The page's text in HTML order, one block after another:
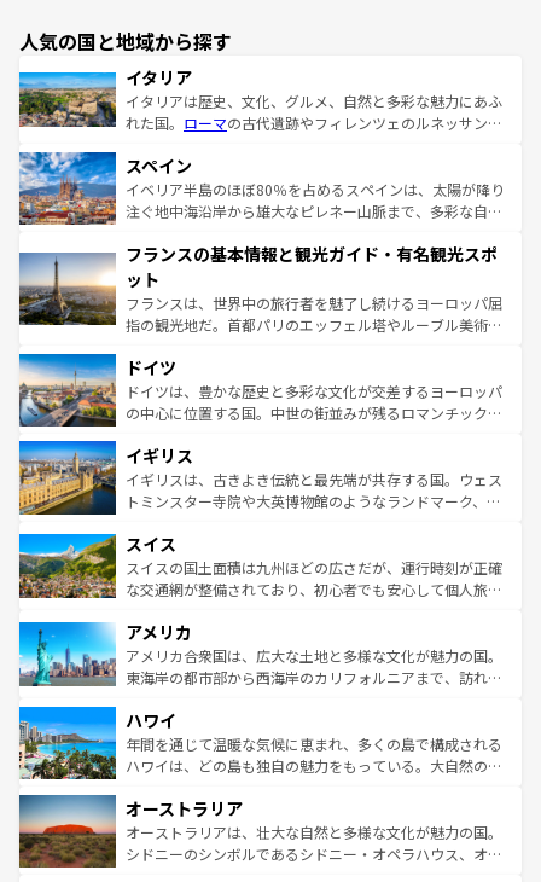
人気の国と地域から探す
イタリア
イタリアは歴史、文化、グルメ、自然と多彩な魅力にあふ
れた国。 ローマの古代遺跡やフィレンツェのルネッサンス
ろん、トスカーナの美しい田園風景やアマルフィ海岸の絶
景など、自然景観も見逃せない。観光の合間には、本場の
ピザやパスタなど、絶品のイタリア料理を堪能することも
ませてくれるイタリアで、忘れられない旅をしてみよう！
なお、新着のイタリア情報は
しい。
スペイン
イベリア半島のほぼ80％を占めるスペインは、太陽が降り
注ぐ地中海沿岸から雄大なピレネー山脈まで、多彩な自然
文化が根付くこの国では、情熱的なフラメンコ、熱気あふ
れる闘牛、そして美味しいタパスが生活の一部となってい
る。首都マドリードの洗練された雰囲気や、バルセロナの
アートに溢れた街角から、地方では古代ローマ遺跡や中世
せる。地方によって風土や気候が異なるスペインはその個
性で訪れる人を魅了する。 なお、新着のスペイン情報は コ
ンテンツ一覧を参照してほしい。
フランスの基本情報と観光ガイド・有名観光スポ
ット
フランスは、世界中の旅行者を魅了し続けるヨーロッパ屈
指の観光地だ。首都パリのエッフェル塔やルーブル美術館
で、幅広い魅力が詰まっている。華麗な宮殿、歴史的な大
聖堂、美しいビーチ、そして豊かな自然が、訪れる者を心
から魅了する。また、フランスは美食の国としても知ら
いる。シャンパンの発祥地であるランス、プロヴァンスの
香り高いラベンダー畑など、多彩な楽しみ方が可能だ。さ
らに、パリ以外の地域にも魅力が溢れており、どの街角に
れる地方に足を運ぶとそれぞれで全く異なる文化を体験で
きるだろう。 なお、新着のフランス情報はコンテンツ一覧
を参照してほしい。
ドイツ
ドイツは、豊かな歴史と多彩な文化が交差するヨーロッパ
の中心に位置する国。中世の街並みが残るロマンチック街
顔を持つこの国は、どこを歩いても飽きることがない。ベ
ルリンの文化的活気、バイエルン州のアルプスの絶景、そ
してライン川沿いのワイン畑といった風景は必見。ビール
は、お酒好きな人にはぜひ体験してほしい。 なお、新着の
ドイツ情報はコンテンツ一覧を参照してほしい。
イギリス
イギリスは、古きよき伝統と最先端が共存する国。ウェス
トミンスター寺院や大英博物館のようなランドマーク、歴
リアごとに異なる魅力がある。また、優雅なアフタヌーン
ティー、ビール好きにはたまらない英国パブ、サッカー観
戦など、本場だからこそできる体験も豊富。イギリスを旅
ンツ一覧を参照してほしい。
スイス
スイスの国土面積は九州ほどの広さだが、運行時刻が正確
な交通網が整備されており、初心者でも安心して個人旅行
の建物がそのまま残る町や、スイスならではのユニークな
博物館もあり、アルプス観光だけでなく町歩きも満喫する
ことができる。国民の所得が高いため物価も高いが、旅行
ば市内交通費無料で観光を楽しむこともできる。 なお、新
着のスイス情報はコンテンツ一覧 を参照してほしい。
アメリカ
アメリカ合衆国は、広大な土地と多様な文化が魅力の国。
東海岸の都市部から西海岸のカリフォルニアまで、訪れる
のような巨大都市は、観光、ショッピング、エンターテイ
ンメントが詰まった刺激的なスポットだ。一方、アメリカ
西部には大自然が広がり、グランドキャニオンやイエロー
部のニューオーリンズでは、音楽と美食が融合した独特の
文化が魅力。旅行者はアメリカの各地域で異なる魅力を楽
しみながら、その多様性と豊かな歴史を感じることができ
ハワイ
年間を通じて温暖な気候に恵まれ、多くの島で構成される
ハワイは、どの島も独自の魅力をもっている。大自然の神
ワイ島は見逃せない。また、定番の観光地といえばオアフ
島だが、静かな自然を求めるならマウイ島やカウアイ島が
おすすめ。エメラルドグリーンに輝く海をはじめ、豊かな
オーストラリア
オーストラリアは、壮大な自然と多様な文化が魅力の国。
シドニーのシンボルであるシドニー・オペラハウス、オー